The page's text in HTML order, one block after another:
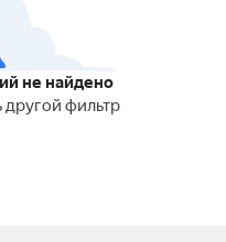
не найдено
фильтр